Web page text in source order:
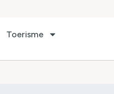
Toerisme